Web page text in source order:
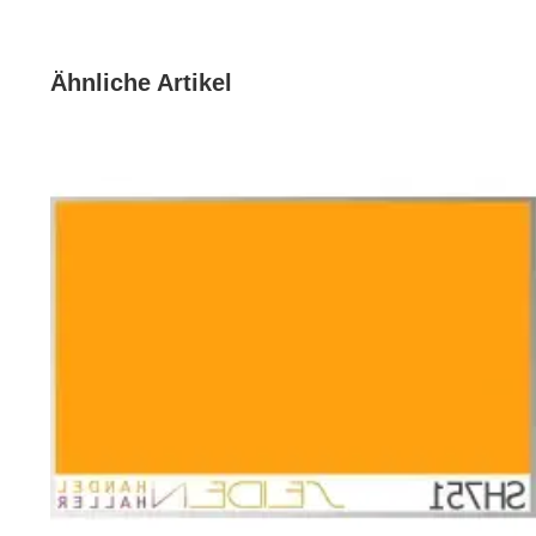
Satin 12.5 in der ausgewählten Farbtiefe auf der
Dieser Farbstoff hat eine hohe Nassechtheit, ist
Assoziationen und Auslösungen:
Ähnliche Artikel